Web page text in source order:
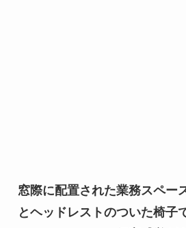
窓際に配置された業務スペー
とヘッドレストのついた椅子